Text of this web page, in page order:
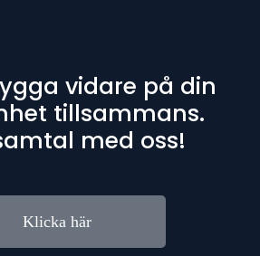
vidare på din
tillsammans.
med oss!
Klicka här